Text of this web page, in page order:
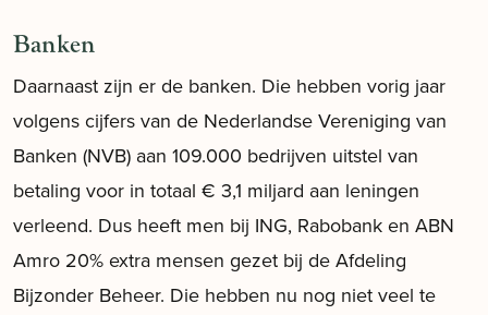
Banken
Daarnaast zijn er de banken. Die hebben vorig jaar
volgens cijfers van de Nederlandse Vereniging van
Banken (NVB) aan 109.000 bedrijven uitstel van
betaling voor in totaal € 3,1 miljard aan leningen
verleend. Dus heeft men bij ING, Rabobank en ABN
Amro 20% extra mensen gezet bij de Afdeling
Bijzonder Beheer. Die hebben nu nog niet veel te